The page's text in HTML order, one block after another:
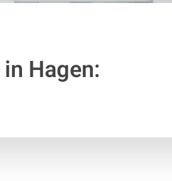
in Hagen: